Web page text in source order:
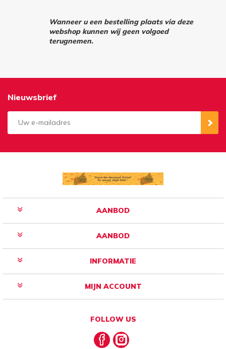
Wanneer u een bestelling plaats via deze
webshop kunnen wij geen volgoed
terugnemen.
Nieuwsbrief
AANBOD
AANBOD
INFORMATIE
MIJN ACCOUNT
FOLLOW US